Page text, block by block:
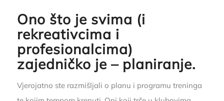
Ono što je svima (i
rekreativcima i
profesionalcima)
zajedničko je – planiranje.
Vjerojatno ste razmišljali o planu i programu treninga